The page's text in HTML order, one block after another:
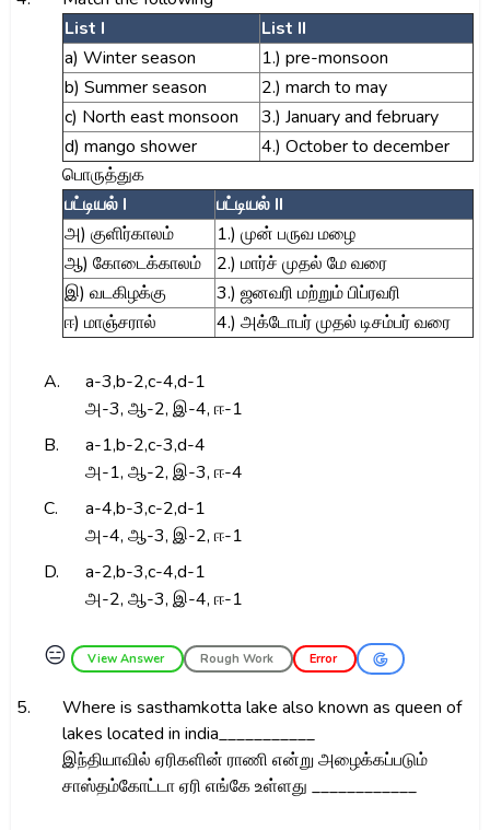
List I
List II
a) Winter season
1.) pre-monsoon
b) Summer season
2.) march to may
c) North east monsoon
3.) January and february
d) mango shower
4.) October to december
பொருத்துக
பட்டியல் I
பட்டியல் II
அ) குளிர்காலம்
1.) முன் பருவ மழை
ஆ) கோடைக்காலம்
2.) மார்ச் முதல் மே வரை
இ) வடகிழக்கு
3.) ஜனவரி மற்றும் பிப்ரவரி
ஈ) மாஞ்சரால்
4.) அக்டோபர் முதல் டிசம்பர் வரை
A.
a-3,b-2,c-4,d-1
அ-3, ஆ-2, இ-4, ஈ-1
B.
a-1,b-2,c-3,d-4
அ-1, ஆ-2, இ-3, ஈ-4
C.
a-4,b-3,c-2,d-1
அ-4, ஆ-3, இ-2, ஈ-1
D.
a-2,b-3,c-4,d-1
அ-2, ஆ-3, இ-4, ஈ-1
😑 View Answer Rough Work Error
5.
Where is sasthamkotta lake also known as queen of
lakes located in india___________
இந்தியாவில் ஏரிகளின் ராணி என்று அழைக்கப்படும்
சாஸ்தம்கோட்டா ஏரி எங்கே உள்ளது ____________